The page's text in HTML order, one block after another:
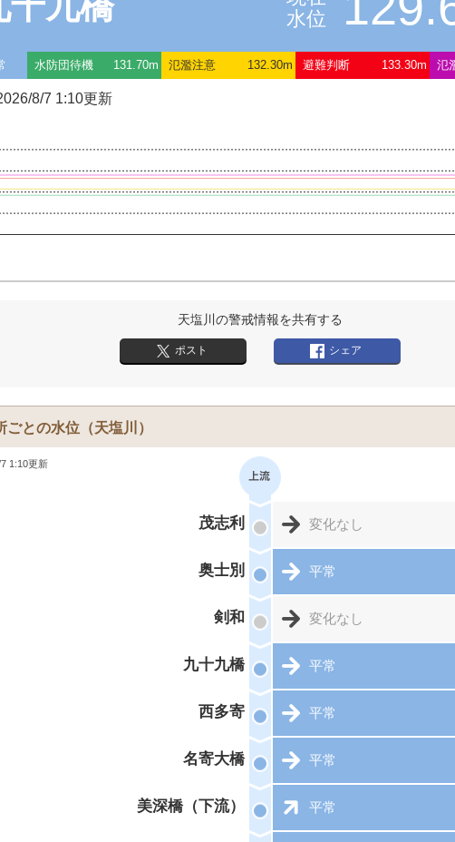
水位
水防団待機 131.70m 氾濫注意 132.30m 避難判断 133.30m 氾
8/7 1:10更新
天塩川の警戒情報を共有する
ポスト シェア
ごとの水位 （天塩川）
1:10更新
茂志利 変化なし
奥士別 平常
剣和 変化なし
九十九橋 平常
西多寄 平常
名寄大橋 平常
美深橋（下流） 平常